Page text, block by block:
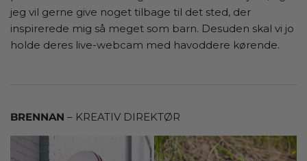
jeg vil gerne give noget tilbage til det sted, der
inspirerede mig så meget som barn. Desuden skal vi jo
holde deres live-webcam med havoddere kørende.
BRENNAN – KREATIV DIREKTØR